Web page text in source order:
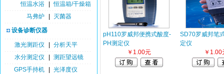
恒温水浴
恒温箱/干燥箱
马弗炉
灭菌器
设备诊断仪器
激光测距仪
分析天平
水分测定仪
测距望远镜
GPS手持机
光泽度仪
pH110罗威邦便携式酸度-
PH测定仪
￥1.00元
SD70罗威邦笔
定仪
￥1.00